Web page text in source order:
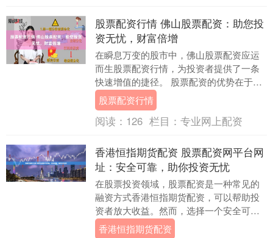
股票配资行情 佛山股票配资：助您投
资无忧，财富倍增
在瞬息万变的股市中，佛山股票配资应运
而生股票配资行情，为投资者提供了一条
快速增值的捷径。 股票配资的优势在于，
它可以提高投资收益率。例如，如果你投
资10万元，股....
股票配资行情
阅读： 126 栏目： 专业网上配资
香港恒指期货配资 股票配资网平台网
址：安全可靠，助你投资无忧
在股票投资领域，股票配资是一种常见的
融资方式香港恒指期货配资，可以帮助投
资者放大收益。然而，选择一个安全可靠
的股票配资网平台至关重要，以确保资金
香港恒指期货配资